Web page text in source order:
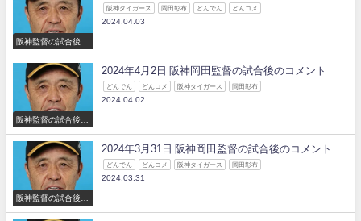
阪神監督の試合後の
コメント
阪神タイガース 岡田彰布 どんでん どんコメ
2024.04.03
阪神監督の試合後の
コメント
2024年4月2日 阪神岡田監督の試合後のコメント
どんでん どんコメ 阪神タイガース 岡田彰布
2024.04.02
阪神監督の試合後の
コメント
2024年3月31日 阪神岡田監督の試合後のコメント
どんでん どんコメ 阪神タイガース 岡田彰布
2024.03.31